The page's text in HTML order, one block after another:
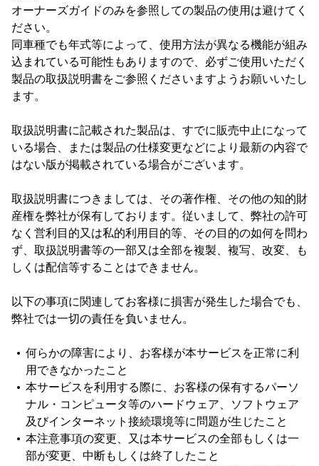
オーナーズガイドのみを参照しての製品の使用は避けてく
ださい。
同車種でも年式等によって、使用方法が異なる機能が組み
込まれている可能性もありますので、必ずご使用いただく
製品の取扱説明書をご参照くださいますようお願いいたし
ます。
取扱説明書に記載された製品は、すでに販売中止になって
いる場合、または製品の仕様変更などにより最新の内容で
はない版が掲載されている場合がございます。
取扱説明書につきましては、その著作権、その他の知的財
産権を弊社が保有しております。従いまして、弊社の許可
なく営利目的又は私的利用目的等、その目的の如何を問わ
ず、取扱説明書等の一部又は全部を複製、複写、改変、も
しくは配信等することはできません。
以下の事項に関連してお客様に損害が発生した場合でも、
弊社では一切の責任を負いません。
何らかの障害により、お客様が本サービスを正常に利
用できなかったこと
本サービスを利用する際に、お客様の保有するパーソ
ナル・コンピュータ等のハードウェア、ソフトウェア
及びインターネット接続環境等に問題が生じたこと
本注意事項の変更、又は本サービスの全部もしくは一
部が変更、中断もしくは終了したこと